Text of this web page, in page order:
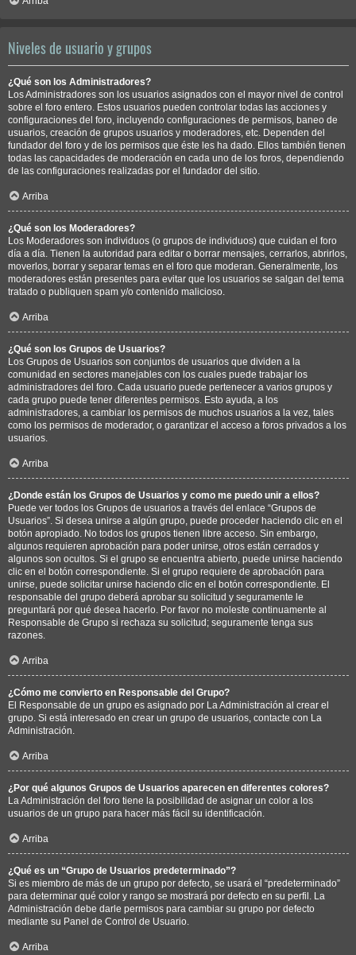
Niveles de usuario y grupos
¿Qué son los Administradores?
Los Administradores son los usuarios asignados con el mayor nivel de control
sobre el foro entero. Estos usuarios pueden controlar todas las acciones y
configuraciones del foro, incluyendo configuraciones de permisos, baneo de
usuarios, creación de grupos usuarios y moderadores, etc. Dependen del
fundador del foro y de los permisos que éste les ha dado. Ellos también tienen
todas las capacidades de moderación en cada uno de los foros, dependiendo
de las configuraciones realizadas por el fundador del sitio.
Arriba
¿Qué son los Moderadores?
Los Moderadores son individuos (o grupos de individuos) que cuidan el foro
día a día. Tienen la autoridad para editar o borrar mensajes, cerrarlos, abrirlos,
moverlos, borrar y separar temas en el foro que moderan. Generalmente, los
moderadores están presentes para evitar que los usuarios se salgan del tema
tratado o publiquen spam y/o contenido malicioso.
Arriba
¿Qué son los Grupos de Usuarios?
Los Grupos de Usuarios son conjuntos de usuarios que dividen a la
comunidad en sectores manejables con los cuales puede trabajar los
administradores del foro. Cada usuario puede pertenecer a varios grupos y
cada grupo puede tener diferentes permisos. Esto ayuda, a los
administradores, a cambiar los permisos de muchos usuarios a la vez, tales
como los permisos de moderador, o garantizar el acceso a foros privados a los
usuarios.
Arriba
¿Donde están los Grupos de Usuarios y como me puedo unir a ellos?
Puede ver todos los Grupos de usuarios a través del enlace “Grupos de
Usuarios”. Si desea unirse a algún grupo, puede proceder haciendo clic en el
botón apropiado. No todos los grupos tienen libre acceso. Sin embargo,
algunos requieren aprobación para poder unirse, otros están cerrados y
algunos son ocultos. Si el grupo se encuentra abierto, puede unirse haciendo
clic en el botón correspondiente. Si el grupo requiere de aprobación para
unirse, puede solicitar unirse haciendo clic en el botón correspondiente. El
responsable del grupo deberá aprobar su solicitud y seguramente le
preguntará por qué desea hacerlo. Por favor no moleste continuamente al
Responsable de Grupo si rechaza su solicitud; seguramente tenga sus
razones.
Arriba
¿Cómo me convierto en Responsable del Grupo?
El Responsable de un grupo es asignado por La Administración al crear el
grupo. Si está interesado en crear un grupo de usuarios, contacte con La
Administración.
Arriba
¿Por qué algunos Grupos de Usuarios aparecen en diferentes colores?
La Administración del foro tiene la posibilidad de asignar un color a los
usuarios de un grupo para hacer más fácil su identificación.
Arriba
¿Qué es un “Grupo de Usuarios predeterminado”?
Si es miembro de más de un grupo por defecto, se usará el “predeterminado”
para determinar qué color y rango se mostrará por defecto en su perfil. La
Administración debe darle permisos para cambiar su grupo por defecto
mediante su Panel de Control de Usuario.
Arriba